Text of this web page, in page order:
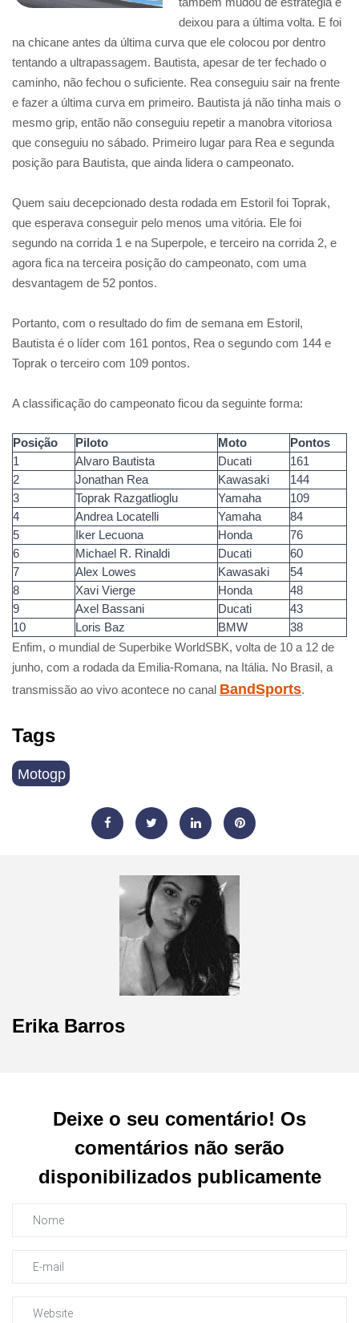
deixou para a última volta. E foi
na chicane antes da última curva que ele colocou por dentro
tentando a ultrapassagem. Bautista, apesar de ter fechado o
caminho, não fechou o suficiente. Rea conseguiu sair na frente
e fazer a última curva em primeiro. Bautista já não tinha mais o
mesmo grip, então não conseguiu repetir a manobra vitoriosa
que conseguiu no sábado. Primeiro lugar para Rea e segunda
posição para Bautista, que ainda lidera o campeonato.
Quem saiu decepcionado desta rodada em Estoril foi Toprak,
que esperava conseguir pelo menos uma vitória. Ele foi
segundo na corrida 1 e na Superpole, e terceiro na corrida 2, e
agora fica na terceira posição do campeonato, com uma
desvantagem de 52 pontos.
Portanto, com o resultado do fim de semana em Estoril,
Bautista é o líder com 161 pontos, Rea o segundo com 144 e
Toprak o terceiro com 109 pontos.
A classificação do campeonato ficou da seguinte forma:
Posição Piloto Moto
Pontos
1
Alvaro Bautista Ducati
161
2
Jonathan Rea Kawasaki
144
3
Toprak Razgatlioglu Yamaha
109
4
Andrea Locatelli Yamaha
84
5
Iker Lecuona Honda
76
6
Michael R. Rinaldi Ducati
60
7
Alex Lowes Kawasaki
54
8
Xavi Vierge Honda
48
9
Axel Bassani Ducati
43
10
Loris Baz BMW
38
Enfim, o mundial de Superbike WorldSBK, volta de 10 a 12 de
junho, com a rodada da Emilia-Romana, na Itália. No Brasil, a
transmissão ao vivo acontece no canal BandSports.
Tags
Motogp
Erika Barros
Deixe o seu comentário! Os
comentários não serão
disponibilizados publicamente